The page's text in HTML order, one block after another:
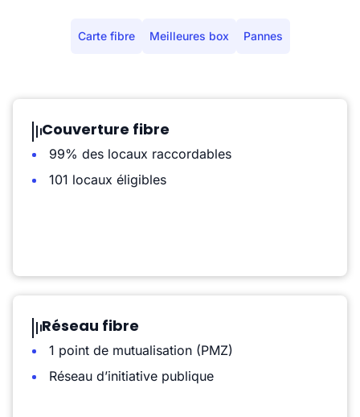
Carte fibre Meilleures box Pannes
Couverture fibre
99% des locaux raccordables
101 locaux éligibles
Réseau fibre
1 point de mutualisation (PMZ)
Réseau d’initiative publique